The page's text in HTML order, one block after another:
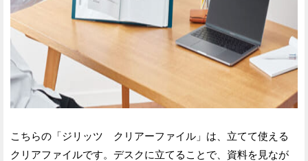
こちらの「ジリッツ クリアーファイル」は、立てて使える
クリアファイルです。デスクに立てることで、資料を見なが